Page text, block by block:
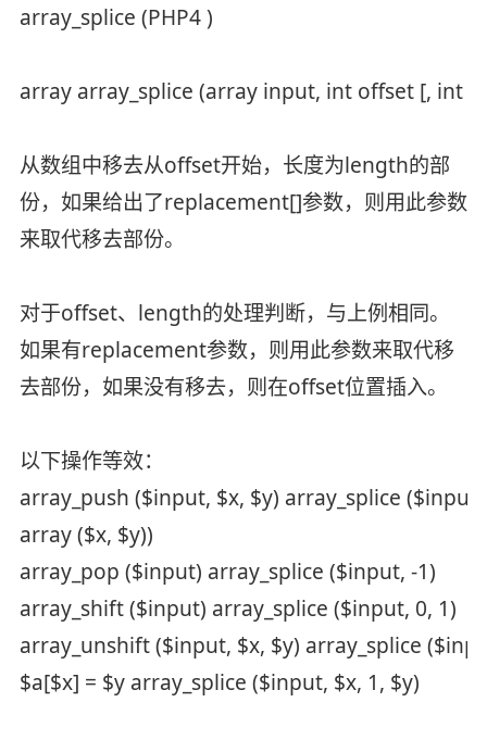
array_splice (PHP4 )
array array_splice (array input, int offset [, int
从数组中移去从offset开始，长度为length的部
份，如果给出了replacement[]参数，则用此参数
来取代移去部份。
对于offset、length的处理判断，与上例相同。
如果有replacement参数，则用此参数来取代移
去部份，如果没有移去，则在offset位置插入。
以下操作等效：
array_push ($input, $x, $y) array_splice
array ($x, $y))
array_pop ($input) array_splice ($input, -1)
array_shift ($input) array_splice ($input, 0, 1)
array_unshift ($input, $x, $y) array_splice
$a[$x] = $y array_splice ($input, $x, 1, $y)